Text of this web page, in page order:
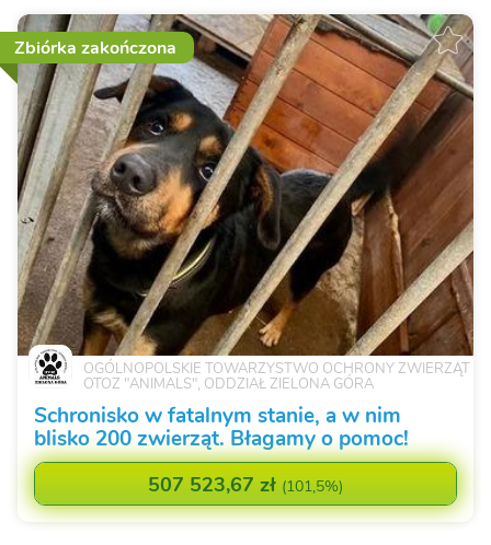
Zbiórka zakończona
OGÓLNOPOLSKIE TOWARZYSTWO OCHRONY ZWIERZĄT
OTOZ "ANIMALS", ODDZIAŁ ZIELONA GÓRA
Schronisko w fatalnym stanie, a w nim
blisko 200 zwierząt. Błagamy o pomoc!
507 523,67 zł (101,5%)